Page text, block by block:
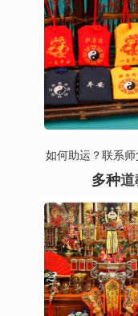
如何助运？联系师
多种道